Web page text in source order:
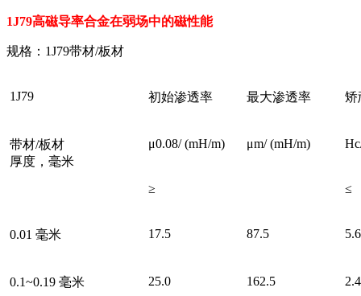
1J79高磁导率合金在弱场中的磁性能
规格：1J79带材/板材
1J79 初始渗透率 最大渗透率 矫
带材/板材
厚度，毫米
μ0.08/ (mH/m) μm/ (mH/m)
≥ ≤
0.01 毫米 17.5 87.5 5.6
0.1~0.19 毫米 25.0 162.5 2.4